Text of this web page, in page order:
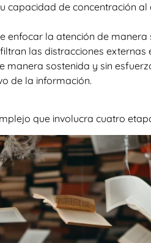
de concentración al
enfocar la atención de manera
las distracciones externas
manera sostenida y sin
de la información.
que involucra cuatro